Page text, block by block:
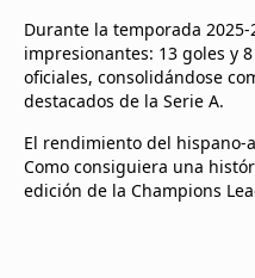
Durante la temporada
impresionantes: 13 goles y
oficiales, consolidándose
destacados de la Serie A.
El rendimiento del
Como consiguiera una
edición de la Champions